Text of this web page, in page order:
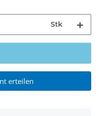
Stk
erteilen